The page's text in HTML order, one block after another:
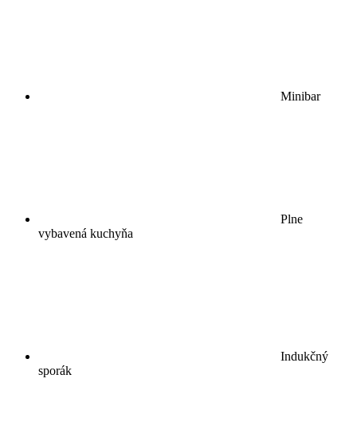
Minibar
Plne
vybavená kuchyňa
Indukčný
sporák